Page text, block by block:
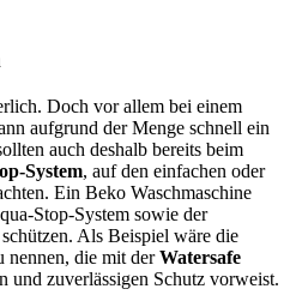
Doch vor allem bei einem
aufgrund der Menge schnell ein
auch deshalb bereits beim
System, auf den einfachen oder
Ein Beko Waschmaschine
Stop-System sowie der
Als Beispiel wäre die
die mit derWatersafe
und zuverlässigen Schutz vorweist.